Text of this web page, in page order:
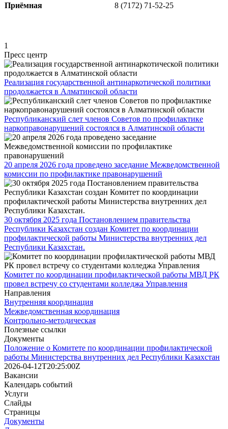
Приёмная
8 (7172) 71-52-25
1
Пресс центр
Реализация государственной антинаркотической политики
продолжается в Алматинской области
Республиканский слет членов Советов по профилактике
наркоправонарушений состоялся в Алматинской области
20 апреля 2026 года проведено заседание Межведомственной
комиссии по профилактике правонарушений
30 октября 2025 года Постановлением правительства
Республики Казахстан создан Комитет по координации
профилактической работы Министерства внутренних дел
Республики Казахстан.
Комитет по координации профилактической работы МВД РК
провел встречу со студентами колледжа Управления
Направления
Внутренняя координация
Межведомственная координация
Контрольно-методическая
Полезные ссылки
Документы
Положение о Комитете по координации профилактической
работы Министерства внутренних дел Республики Казахстан
2026-04-12T20:25:00Z
Вакансии
Календарь событий
Услуги
Слайды
Страницы
Документы